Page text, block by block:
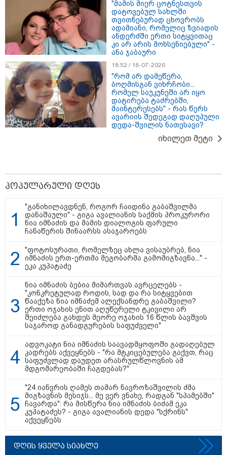
თბილისი - ანტალია 826.90
ლარიდან
თბილისი - რომი 1316.70 ლარიდან
მნიშვნელოვანი ინფორმაცია
"მამის მიერ ცოტნესთვის
დატოვებულ სახლში
თვითნებურად ცხოვრობს
ადამიანი, რომელიც ზვიადის
ანდერძში ერთი სიტყვითაც
კი არ არის მოხსენიებული" -
ანა ჯაბაური
18:52 / 18-07-2026
"რომ არ დამეწერა,
ბოღმისგან ვიხრჩობი...
რომელ საუკუნეში არ იყო
დატირება ტაძრებში,
მაინტერესებს" - რას წერს
ავარიის შედეგად დაღუპული
დედა-შვილის ნათესავი?
იხილეთ მეტი
პოპულარული დღეს
"განიხილავდნენ, როგორ ჩაიდინა გაბაშვილმა
დანაშაული" - გიგა ავალიანის საქმის პროკურორი
ნია იმნაძის და მამის დიალოგის ფარული
ჩანაწერის შინაარსს ასაჯაროებს
"ფოტოსურათი, რომელზეც ახლა ვისაუბრებ, ნია
იმნაძის ერთ-ერთმა მეგობარმა გამომიგზავნა..." -
ეკა კუპატაძე
ნია იმნაძის ბებია მიმართვას ავრცელებს -
"კონკრეტულად როდის, სად და რა სიტყვებით
წააქეზა ნია იმნაძემ ალექსანდრე გაბაშვილი?
ერთი ოჯახის ენით აღუწერელი ტკივილი არ
შეიძლება გახდეს მეორე ოჯახის 16 წლის ბავშვის
საჯაროდ განადგურების საფუძველი"
ადვოკატი ნია იმნაძის საავადმყოფოში გადაღებულ
კადრებს აქვეყნებს - "რა მტკიცებულება გაქვთ, რაც
საფუძვლად დაუდეთ არასრულწლოვნის ამ
მდგომარეობაში ჩაგდებას?"
"24 იანვრის ღამეს თამარ ნავროზაშვილის ძმა
მიგზავნის მესიჯს... მე ვერ ვნახე, რადგან "სპამებში"
ჩავარდა": რა მისწერა ნია იმნაძის ბიძამ ეკა
კუპატაძეს? - გიგა ავალიანის დედა "სქრინს"
აქვეყნებს
დღის ყველა სიახლე